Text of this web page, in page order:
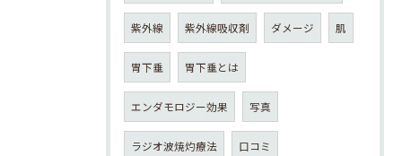
紫外線 紫外線吸収剤 ダメージ 肌
胃下垂 胃下垂とは
エンダモロジー効果 写真
ラジオ波焼灼療法 口コミ